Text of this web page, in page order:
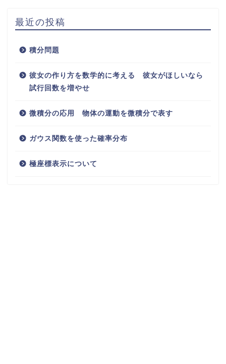
最近の投稿
積分問題
彼女の作り方を数学的に考える 彼女がほしいなら
試行回数を増やせ
微積分の応用 物体の運動を微積分で表す
ガウス関数を使った確率分布
極座標表示について